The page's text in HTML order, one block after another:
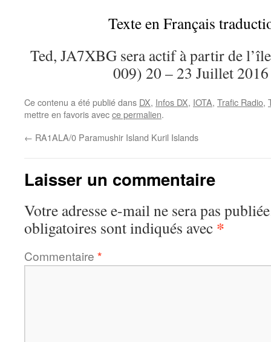
Texte en Français
Ted, JA7XBG sera actif à partir de
009) 20 – 23 Juillet
Ce contenu a été publié dans DX, Infos DX, IOTA, Trafic Radio,
mettre en favoris avecce permalien.
← RA1ALA/0 Paramushir Island Kuril Islands
Laisser un commentaire
Votre adresse e-mail ne sera pas
obligatoires sont indiqués avec *
Commentaire *